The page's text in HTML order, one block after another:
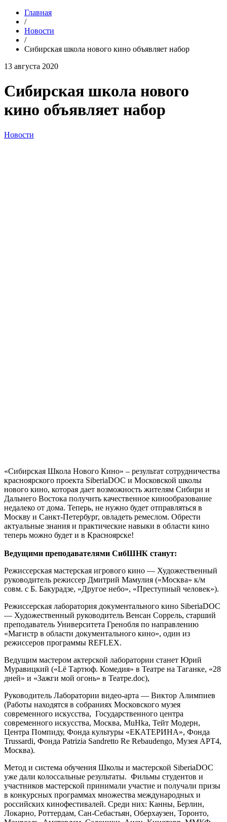
Главная
/
Новости
/
Сибирская школа нового кино объявляет набор
13 августа 2020
Сибирская школа нового
кино объявляет набор
Новости
«Сибирская Школа Нового Кино» – результат сотрудничества
красноярского проекта SiberiaDOC и Московской школы
нового кино, которая дает возможность жителям Сибири и
Дальнего Востока получить качественное кинообразование
недалеко от дома. Теперь, не нужно будет отправляться в
Москву и Санкт-Петербург, овладеть ремеслом. Обрести
актуальные знания и практические навыки в области кино
теперь можно будет и в Красноярске!
Ведущими преподавателями СибШНК станут:
Режиссерская мастерская игрового кино — Художественный
руководитель режиссер Дмитрий Мамулия («Москва» к/м
совм. с Б. Бакурадзе, «Другое небо», «Преступный человек»).
Режиссерская лаборатория документального кино SiberiaDOC
— Художественный руководитель Венсан Соррель, старший
преподаватель Университета Гренобля по направлению
«Магистр в области документального кино», один из
режиссеров программы REFLEX.
Ведущим мастером актерской лаборатории станет Юрий
Муравицкий («Lё Тартюф. Комедия» в Театре на Таганке, «28
дней» и «Зажги мой огонь» в Театре.doc),
Руководитель Лаборатории видео-арта — Виктор Алимпиев
(Работы находятся в собраниях Московского музея
современного искусства, Государственного центра
современного искусства, Москва, MuHka, Тейт Модерн,
Центра Помпиду, Фонда культуры «ЕКАТЕРИНА», Фонда
Trussardi, Фонда Patrizia Sandretto Re Rebaudengo, Музея АРТ4,
Москва).
Метод и система обучения Школы и мастерской SiberiaDOC
уже дали колоссальные результаты. Фильмы студентов и
участников мастерской принимали участие и получали призы
в конкурсных программах множества международных и
российских кинофестивалей. Среди них: Канны, Берлин,
Локарно, Роттердам, Сан-Себастьян, Оберхаузен, Торонто,